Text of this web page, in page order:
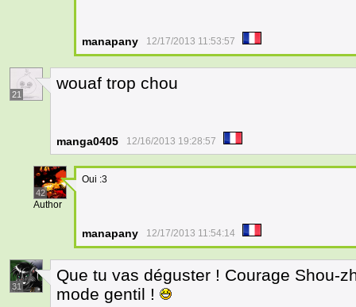
manapany 12/17/2013 11:53:57
21
wouaf trop chou
manga0405 12/16/2013 19:28:57
42
Author
Oui :3
manapany 12/17/2013 11:54:14
31
Que tu vas déguster ! Courage Shou-
mode gentil !